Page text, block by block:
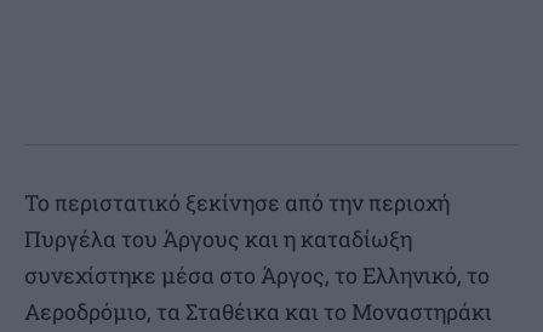
Το περιστατικό ξεκίνησε από την περιοχή
Πυργέλα του Άργους και η καταδίωξη
συνεχίστηκε μέσα στο Άργος, το Ελληνικό, το
Αεροδρόμιο, τα Σταθέικα και το Μοναστηράκι